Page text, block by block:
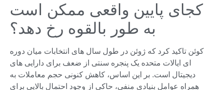
کجای پایین واقعی ممکن است
به طور بالقوه رخ دهد؟
کوئن تاکید کرد که ژوئن در طول سال های انتخابات میان دوره
ای ایالات متحده یک پنجره سنتی از ضعف برای دارایی های
دیجیتال است. بر این اساس، کاهش کنونی حجم معاملات به
همراه عوامل بنیادی منفی، حاکی از وجود احتمال بالایی برای